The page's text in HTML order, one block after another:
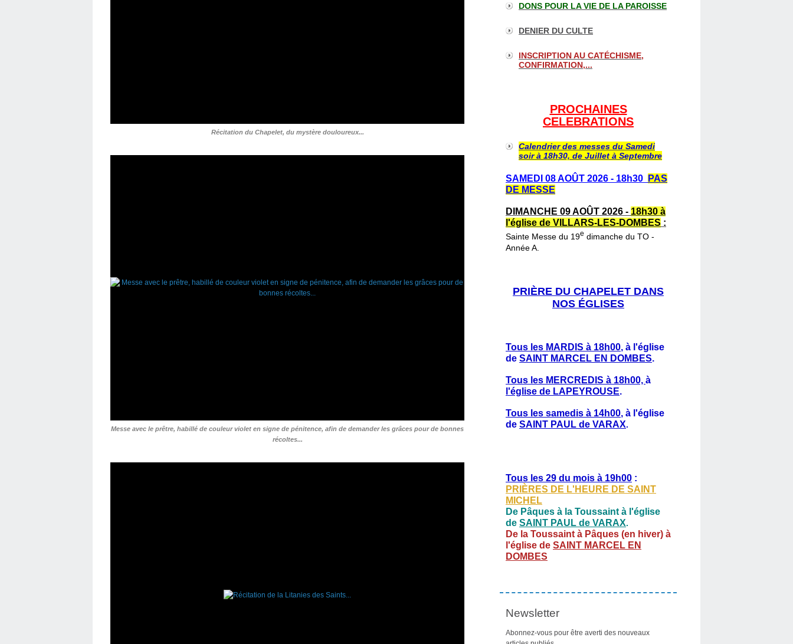
Récitation du Chapelet, du mystère douloureux...
Messe avec le prêtre, habillé de couleur violet en signe de pénitence, afin de demander les grâces pour de bonnes
récoltes...
DONS POUR LA VIE DE LA PAROISSE
DENIER DU CULTE
INSCRIPTION AU CATÉCHISME,
CONFIRMATION,...
PROCHAINES
CELEBRATIONS
Calendrier des messes du Samedi
soir à 18h30, de Juillet à Septembre
SAMEDI 08 AOÛT 2026 - 18h30
PAS
DE MESSE
DIMANCHE 09 AOÛT 2026 - 18h30 à
l'église de VILLARS-LES-DOMBES :
Sainte Messe du 19e dimanche du TO -
Année A.
PRIÈRE DU CHAPELET DANS
NOS ÉGLISES
Tous les MARDIS à 18h00, à l'église
de SAINT MARCEL EN DOMBES.
Tous les MERCREDIS à 18h00, à
l'église de LAPEYROUSE.
Tous les samedis à 14h00, à l'église
de SAINT PAUL de VARAX.
Tous les 29 du mois à 19h00 :
PRIÈRES DE L'HEURE DE SAINT
MICHEL
De Pâques à la Toussaint à l'église
de SAINT PAUL de VARAX.
De la Toussaint à Pâques (en hiver) à
l'église de SAINT MARCEL EN
DOMBES
Newsletter
Abonnez-vous pour être averti des nouveaux